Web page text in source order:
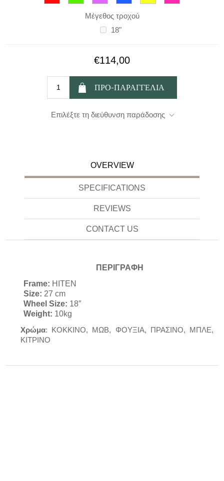
Μέγεθος τροχού
18"
€114,00
Επιλέξτε τη διεύθυνση παράδοσης
OVERVIEW
SPECIFICATIONS
REVIEWS
CONTACT US
ΠΕΡΙΓΡΑΦΗ
Frame: HITEN
Size: 27 cm
Wheel Size: 18″
Weight: 10kg
Χρώμα: ΚΟΚΚΙΝΟ, ΜΩΒ, ΦΟΥΞΙΑ, ΠΡΑΣΙΝΟ, ΜΠΛΕ,
ΚΙΤΡΙΝΟ